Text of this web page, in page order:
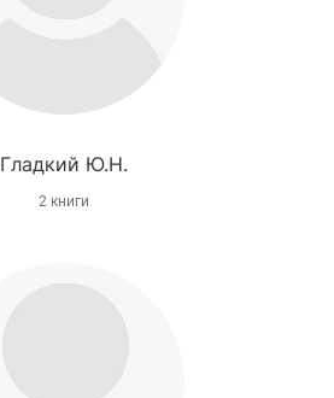
Гладкий Ю.Н.
2 книги